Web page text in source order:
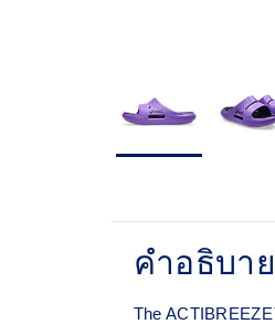
คำอธิบาย
The